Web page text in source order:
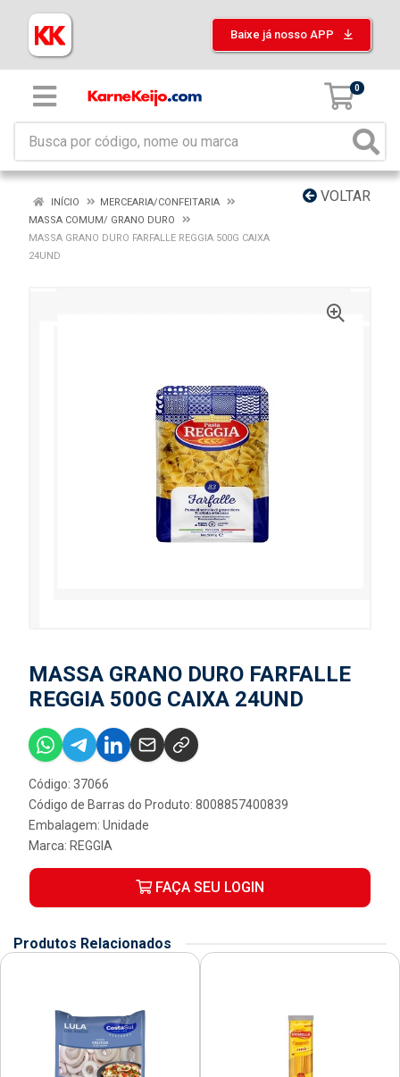
Baixe já nosso APP
0
VOLTAR
INÍCIO
MERCEARIA/CONFEITARIA
MASSA COMUM/ GRANO DURO
MASSA GRANO DURO FARFALLE REGGIA 500G CAIXA
24UND
MASSA GRANO DURO FARFALLE
REGGIA 500G CAIXA 24UND
Código: 37066
Código de Barras do Produto: 8008857400839
Embalagem: Unidade
Marca: REGGIA
FAÇA SEU LOGIN
Produtos Relacionados